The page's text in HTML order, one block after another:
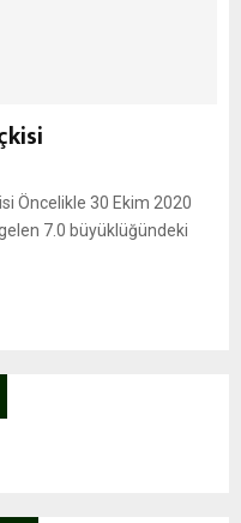
Öncelikle 30 Ekim 2020
7.0 büyüklüğündeki